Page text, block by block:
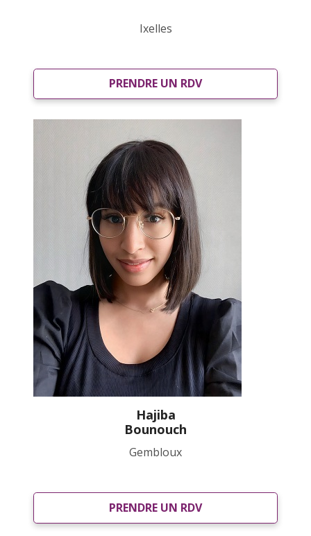
Ixelles
PRENDRE UN RDV
Hajiba
Bounouch
Gembloux
PRENDRE UN RDV